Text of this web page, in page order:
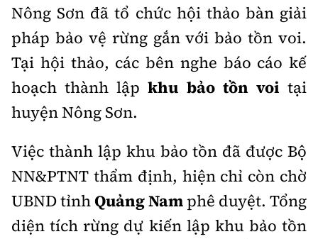
Nông Sơn đã tổ chức hội thảo bàn giải
pháp bảo vệ rừng gắn với bảo tồn voi.
Tại hội thảo, các bên nghe báo cáo kế
hoạch thành lậpkhu bảo tồn voi tại
huyện Nông Sơn.
Việc thành lập khu bảo tồn đã được Bộ
NN&PTNT thẩm định, hiện chỉ còn chờ
UBND tỉnhQuảng Namphê duyệt. Tổng
diện tích rừng dự kiến lập khu bảo tồn